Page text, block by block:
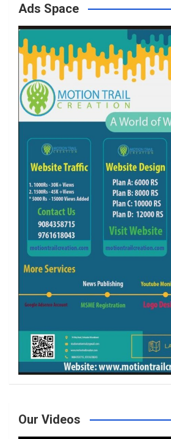
o
k
r
a
m
r
Ads Space
Our Videos